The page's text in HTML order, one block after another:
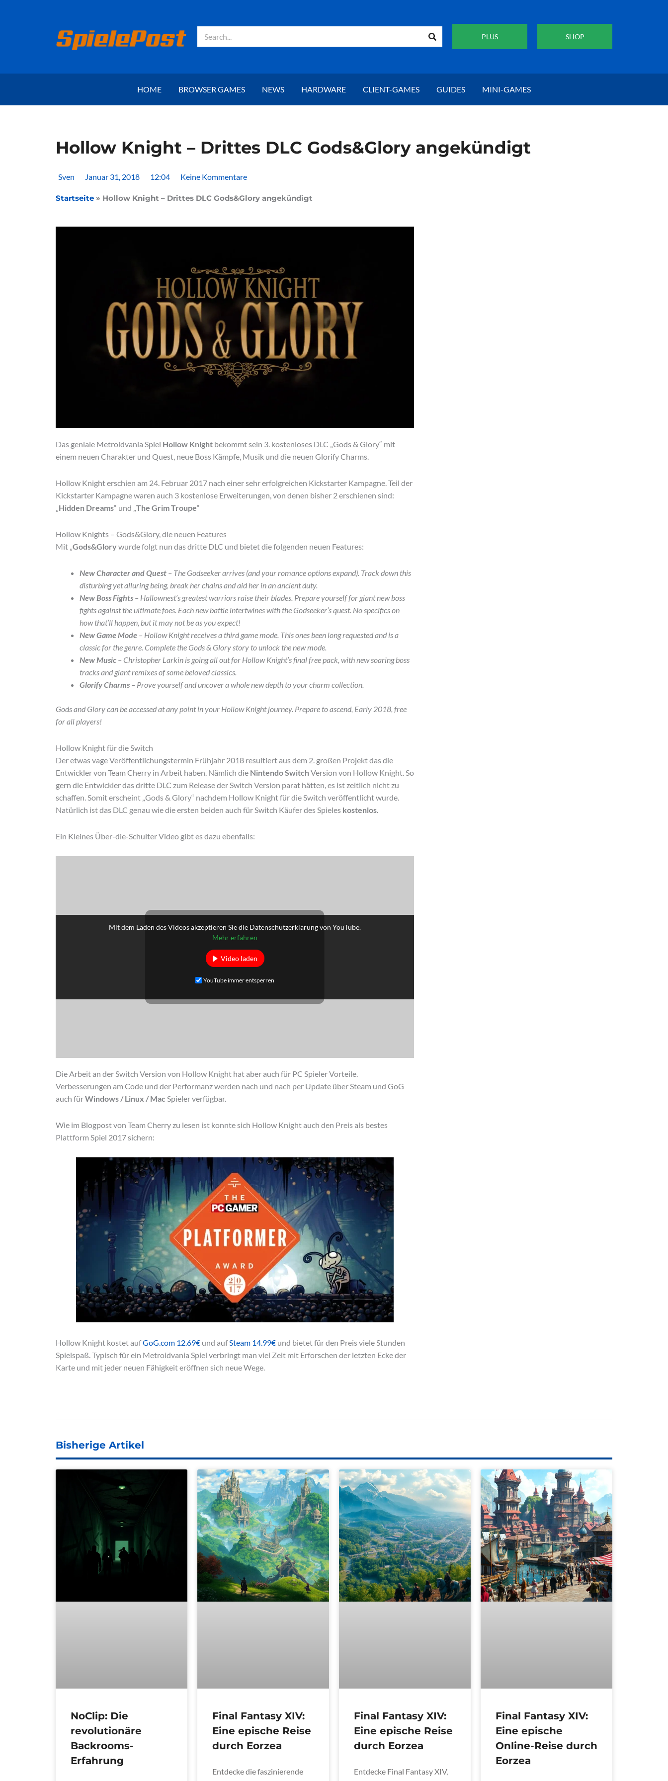
Suche PLUS SHOP
HOME BROWSER GAMES NEWS HARDWARE CLIENT-GAMES GUIDES MINI-GAMES
Hollow Knight – Drittes DLC Gods&Glory angekündigt
Sven Januar 31, 2018 12:04 Keine Kommentare
Startseite » Hollow Knight – Drittes DLC Gods&Glory angekündigt
Das geniale Metroidvania Spiel Hollow Knight bekommt sein 3. kostenloses DLC „Gods & Glory“ mit
einem neuen Charakter und Quest, neue Boss Kämpfe, Musik und die neuen Glorify Charms.
Hollow Knight erschien am 24. Februar 2017 nach einer sehr erfolgreichen Kickstarter Kampagne. Teil der
Kickstarter Kampagne waren auch 3 kostenlose Erweiterungen, von denen bisher 2 erschienen sind:
„Hidden Dreams“ und „The Grim Troupe“
Hollow Knights – Gods&Glory, die neuen Features
Mit „Gods&Glorywurde folgt nun das dritte DLC und bietet die folgenden neuen Features:
New Character and Quest – The Godseeker arrives (and your romance options expand). Track down this
disturbing yet alluring being, break her chains and aid her in an ancient duty.
New Boss Fights – Hallownest’s greatest warriors raise their blades. Prepare yourself for giant new boss
fights against the ultimate foes. Each new battle intertwines with the Godseeker’s quest. No specifics on
how that’ll happen, but it may not be as you expect!
New Game Mode – Hollow Knight receives a third game mode. This ones been long requested and is a
classic for the genre. Complete the Gods & Glory story to unlock the new mode.
New Music – Christopher Larkin is going all out for Hollow Knight’s final free pack, with new soaring boss
tracks and giant remixes of some beloved classics.
Glorify Charms – Prove yourself and uncover a whole new depth to your charm collection.
Gods and Glory can be accessed at any point in your Hollow Knight journey. Prepare to ascend, Early 2018, free
for all players!
Hollow Knight für die Switch
Der etwas vage Veröffentlichungstermin Frühjahr 2018 resultiert aus dem 2. großen Projekt das die
Entwickler von Team Cherry in Arbeit haben. Nämlich die Nintendo SwitchVersion von Hollow Knight. So
gern die Entwickler das dritte DLC zum Release der Switch Version parat hätten, es ist zeitlich nicht zu
schaffen. Somit erscheint „Gods & Glory“ nachdem Hollow Knight für die Switch veröffentlicht wurde.
Natürlich ist das DLC genau wie die ersten beiden auch für Switch Käufer des Spieles kostenlos.
Ein Kleines Über-die-Schulter Video gibt es dazu ebenfalls:
Mit dem Laden des Videos akzeptieren Sie die Datenschutzerklärung von YouTube.
Mehr erfahren
Video laden
YouTube immer entsperren
Die Arbeit an der Switch Version von Hollow Knight hat aber auch für PC Spieler Vorteile.
Verbesserungen am Code und der Performanz werden nach und nach per Update über Steam und GoG
auch fürWindows / Linux / Mac Spieler verfügbar.
Wie im Blogpost von Team Cherry zu lesen ist konnte sich Hollow Knight auch den Preis als bestes
Plattform Spiel 2017 sichern:
Hollow Knight kostet aufGoG.com 12.69€ und aufSteam 14.99€ und bietet für den Preis viele Stunden
Spielspaß. Typisch für ein Metroidvania Spiel verbringt man viel Zeit mit Erforschen der letzten Ecke der
Karte und mit jeder neuen Fähigkeit eröffnen sich neue Wege.
Bisherige Artikel
NoClip: Die
revolutionäre
Backrooms-
Erfahrung
Final Fantasy XIV:
Eine epische Reise
durch Eorzea
Entdecke die faszinierende
Final Fantasy XIV:
Eine epische Reise
durch Eorzea
Entdecke Final Fantasy XIV,
Final Fantasy XIV:
Eine epische
Online-Reise durch
Eorzea